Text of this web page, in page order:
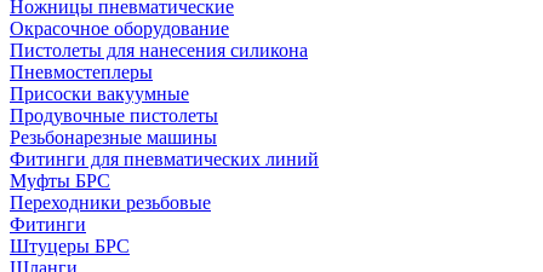
Ножницы пневматические
Окрасочное оборудование
Пистолеты для нанесения силикона
Пневмостеплеры
Присоски вакуумные
Продувочные пистолеты
Резьбонарезные машины
Фитинги для пневматических линий
Муфты БРС
Переходники резьбовые
Фитинги
Штуцеры БРС
Шланги